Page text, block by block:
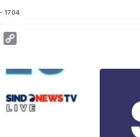
17.04
Telegram